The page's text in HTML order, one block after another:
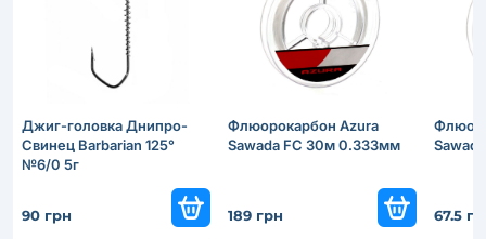
Джиг-головка Днипро-
Свинец Barbarian 125°
№6/0 5г
90 грн
Флюорокарбон Azura
Sawada FC 30м 0.333мм
189 грн 67.5